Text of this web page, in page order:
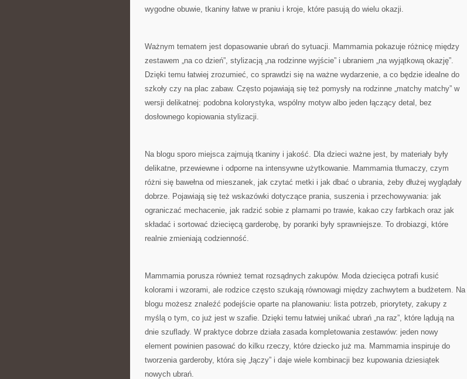
wygodne obuwie, tkaniny łatwe w praniu i kroje, które pasują do wielu okazji.
Ważnym tematem jest dopasowanie ubrań do sytuacji. Mammamia pokazuje różnicę między
zestawem „na co dzień”, stylizacją „na rodzinne wyjście” i ubraniem „na wyjątkową okazję”.
Dzięki temu łatwiej zrozumieć, co sprawdzi się na ważne wydarzenie, a co będzie idealne do
szkoły czy na plac zabaw. Często pojawiają się też pomysły na rodzinne „matchy matchy” w
wersji delikatnej: podobna kolorystyka, wspólny motyw albo jeden łączący detal, bez
dosłownego kopiowania stylizacji.
Na blogu sporo miejsca zajmują tkaniny i jakość. Dla dzieci ważne jest, by materiały były
delikatne, przewiewne i odporne na intensywne użytkowanie. Mammamia tłumaczy, czym
różni się bawełna od mieszanek, jak czytać metki i jak dbać o ubrania, żeby dłużej wyglądały
dobrze. Pojawiają się też wskazówki dotyczące prania, suszenia i przechowywania: jak
ograniczać mechacenie, jak radzić sobie z plamami po trawie, kakao czy farbkach oraz jak
składać i sortować dziecięcą garderobę, by poranki były sprawniejsze. To drobiazgi, które
realnie zmieniają codzienność.
Mammamia porusza również temat rozsądnych zakupów. Moda dziecięca potrafi kusić
kolorami i wzorami, ale rodzice często szukają równowagi między zachwytem a budżetem. Na
blogu możesz znaleźć podejście oparte na planowaniu: lista potrzeb, priorytety, zakupy z
myślą o tym, co już jest w szafie. Dzięki temu łatwiej unikać ubrań „na raz”, które lądują na
dnie szuflady. W praktyce dobrze działa zasada kompletowania zestawów: jeden nowy
element powinien pasować do kilku rzeczy, które dziecko już ma. Mammamia inspiruje do
tworzenia garderoby, która się „łączy” i daje wiele kombinacji bez kupowania dziesiątek
nowych ubrań.